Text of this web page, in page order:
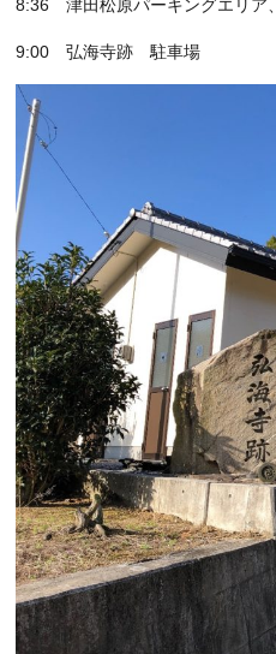
8:36 津田松原パーキングエリア
9:00 弘海寺跡 駐車場